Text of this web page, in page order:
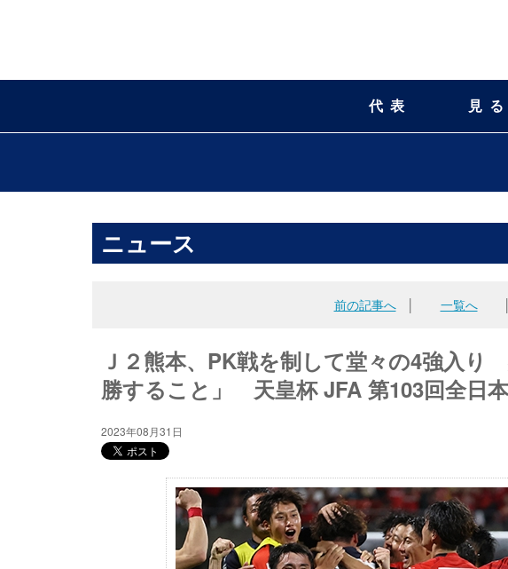
代表 見る
ニュース
前の記事へ│ 一覧へ
Ｊ２熊本、PK戦を制して堂々の4強入
勝すること」 天皇杯 JFA 第103回全日
2023年08月31日